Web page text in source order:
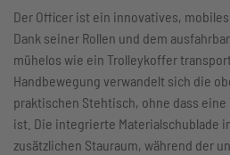
Der Officer ist ein innovatives,
Dank seiner Rollen und dem
mühelos wie ein Trolleykoffer
Handbewegung verwandelt sich die
praktischen Stehtisch, ohne dass
ist. Die integrierte Materialschublade
zusätzlichen Stauraum, während der